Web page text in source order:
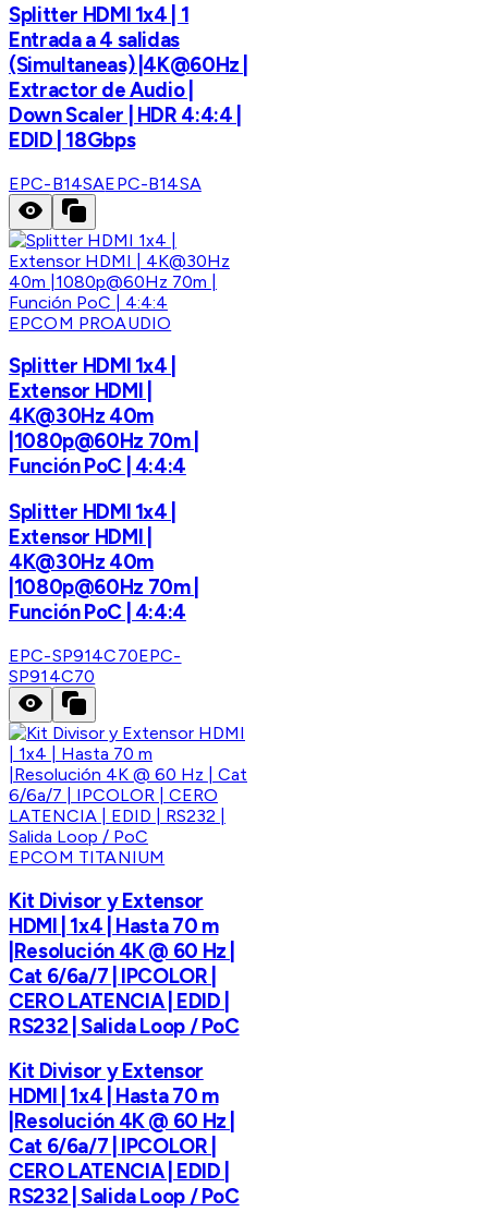
Splitter HDMI 1x4 | 1
Entrada a 4 salidas
(Simultaneas) |4K@60Hz |
Extractor de Audio |
Down Scaler | HDR 4:4:4 |
EDID | 18Gbps
EPC-B14SAEPC-B14SA
EPCOM PROAUDIO
Splitter HDMI 1x4 |
Extensor HDMI |
4K@30Hz 40m
|1080p@60Hz 70m |
Función PoC | 4:4:4
Splitter HDMI 1x4 |
Extensor HDMI |
4K@30Hz 40m
|1080p@60Hz 70m |
Función PoC | 4:4:4
EPC-SP914C70EPC-
SP914C70
EPCOM TITANIUM
Kit Divisor y Extensor
HDMI | 1x4 | Hasta 70 m
|Resolución 4K @ 60 Hz |
Cat 6/6a/7 | IPCOLOR |
CERO LATENCIA | EDID |
RS232 | Salida Loop / PoC
Kit Divisor y Extensor
HDMI | 1x4 | Hasta 70 m
|Resolución 4K @ 60 Hz |
Cat 6/6a/7 | IPCOLOR |
CERO LATENCIA | EDID |
RS232 | Salida Loop / PoC